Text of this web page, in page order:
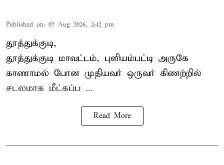
Published on: 07 Aug 2026, 2:42 pm
தூத்துக்குடி,
தூத்துக்குடி மாவட்டம், புளியம்பட்டி அருகே
காணாமல் போன முதியவர் ஒருவர் கிணற்றில்
சடலமாக மீட்கப்ப ...
Read More